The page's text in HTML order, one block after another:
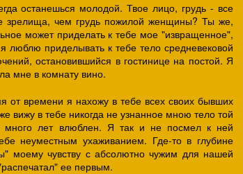
останешься молодой. Твое лицо, грудь - все
зрелища, чем грудь пожилой женщины? Ты же,
может приделать к тебе мое "извращенное",
приделывать к тебе тело средневековой
остановившийся в гостинице на постой. Я
мне в комнату вино.
от времени я нахожу в тебе всех своих бывших
в тебе никогда не узнанное мною тело той
много лет влюблен. Я так и не посмел к ней
неуместным ухаживанием. Где-то в глубине
моему чувству с абсолютно чужим для нашей
ее первым.